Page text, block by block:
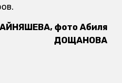
фото Абиля
ДОЩАНОВА